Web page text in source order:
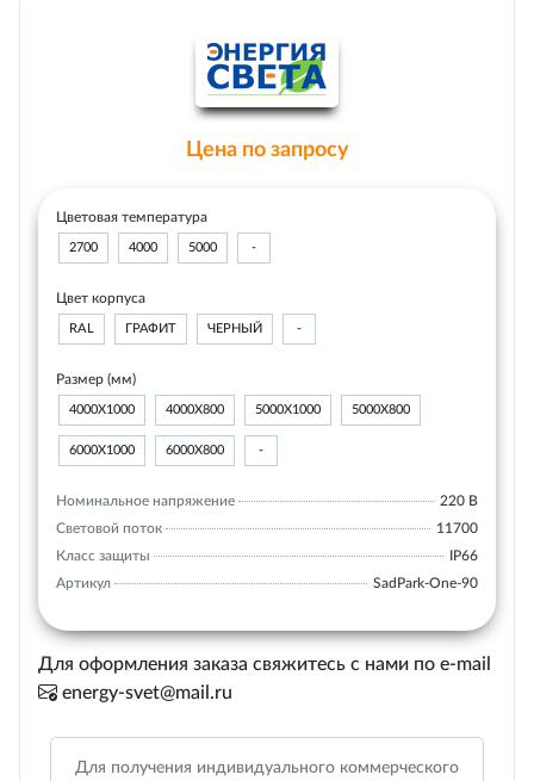
Цена по запросу
Цветовая температура
2700 4000 5000 -
Цвет корпуса
RAL ГРАФИТ ЧЕРНЫЙ -
Размер (мм)
4000Х1000 4000Х800 5000Х1000 5000Х800
6000Х1000 6000Х800 -
Номинальное напряжение
220 В
Световой поток
11700
Класс защиты
IP66
Артикул
SadPark-One-90
Для оформления заказа свяжитесь с нами по e-mail
energy-svet@mail.ru
Для получения индивидуального коммерческого